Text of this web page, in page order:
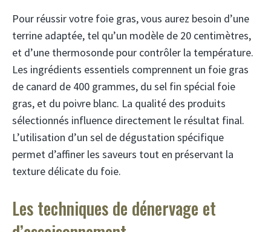
Pour réussir votre foie gras, vous aurez besoin d’une
terrine adaptée, tel qu’un modèle de 20 centimètres,
et d’une thermosonde pour contrôler la température.
Les ingrédients essentiels comprennent un foie gras
de canard de 400 grammes, du sel fin spécial foie
gras, et du poivre blanc. La qualité des produits
sélectionnés influence directement le résultat final.
L’utilisation d’un sel de dégustation spécifique
permet d’affiner les saveurs tout en préservant la
texture délicate du foie.
Les techniques de dénervage et